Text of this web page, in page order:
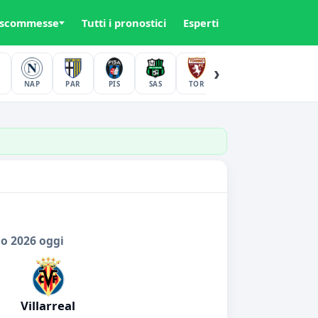
Tutti i pronostici Esperti
NAP PAR PIS SAS TOR
›
2026 oggi
Villarreal